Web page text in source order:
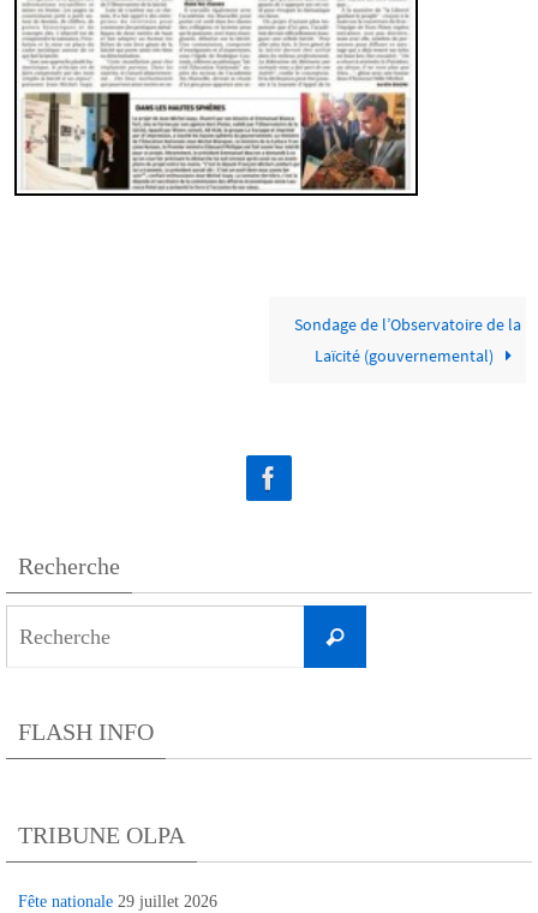
Sondage de l’Observatoire de la
Laïcité (gouvernemental)
Recherche
Recherche
FLASH INFO
TRIBUNE OLPA
Fête nationale 29 juillet 2026